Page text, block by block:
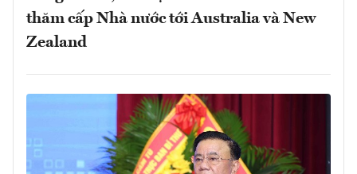
thăm cấp Nhà nước tới Australia và New
Zealand